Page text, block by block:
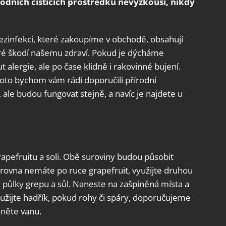
které zakoupíme v obchodě, obsahují
škodí našemu zdraví. Pokud je dýcháme
alergie, ale po čase klidně i rakovinné bujení.
bychom vám rádi doporučili přírodní
budou fungovat stejně, a navíc je najdete u
a soli. Obě suroviny budou působit
nemáte po ruce grapefruit, využijte druhou
grepu a sůl. Naneste na zašpiněná místa a
hadřík, pokud rohy či spáry, doporučujeme
vanu.